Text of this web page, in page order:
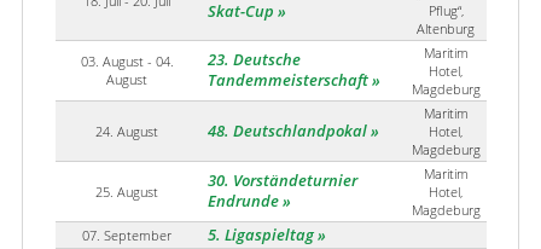
Skat-Cup
Pflug“,
Altenburg
03. August - 04.
August
23. Deutsche
Tandemmeisterschaft
Maritim
Hotel,
Magdeburg
24. August 48. Deutschlandpokal
Maritim
Hotel,
Magdeburg
25. August
30. Vorständeturnier
Endrunde
Maritim
Hotel,
Magdeburg
07. September
5. Ligaspieltag